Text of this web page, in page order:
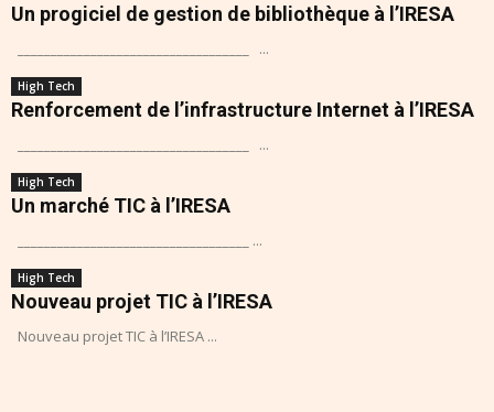
Un progiciel de gestion de bibliothèque à l’IRESA
___________________________________ ...
High Tech
Renforcement de l’infrastructure Internet à l’IRESA
___________________________________ ...
High Tech
Un marché TIC à l’IRESA
___________________________________ ...
High Tech
Nouveau projet TIC à l’IRESA
Nouveau projet TIC à l’IRESA ...